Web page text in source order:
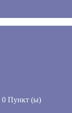
0 Пункт (ы)